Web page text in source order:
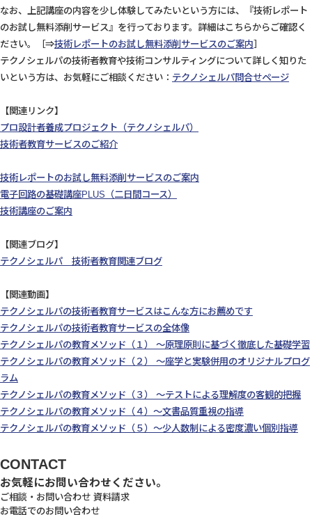
なお、上記講座の内容を少し体験してみたいという方には、『技術レポート
のお試し無料添削サービス』を行っております。詳細はこちらからご確認く
ださい。［⇒技術レポートのお試し無料添削サービスのご案内］
テクノシェルパの技術者教育や技術コンサルティングについて詳しく知りた
いという方は、お気軽にご相談ください： テクノシェルパ問合せページ
【関連リンク】
プロ設計者養成プロジェクト（テクノシェルパ）
技術者教育サービスのご紹介
技術レポートのお試し無料添削サービスのご案内
電子回路の基礎講座PLUS（二日間コース）
技術講座のご案内
【関連ブログ】
テクノシェルパ 技術者教育関連ブログ
【関連動画】
テクノシェルパの技術者教育サービスはこんな方にお薦めです
テクノシェルパの技術者教育サービスの全体像
テクノシェルパの教育メソッド（１） ～原理原則に基づく徹底した基礎学習
テクノシェルパの教育メソッド（２） ～座学と実験併用のオリジナルプログ
ラム
テクノシェルパの教育メソッド（３） ～テストによる理解度の客観的把握
テクノシェルパの教育メソッド（４）～文書品質重視の指導
テクノシェルパの教育メソッド（５）～少人数制による密度濃い個別指導
CONTACT
お気軽にお問い合わせください。
ご相談・お問い合わせ 資料請求
お電話でのお問い合わせ